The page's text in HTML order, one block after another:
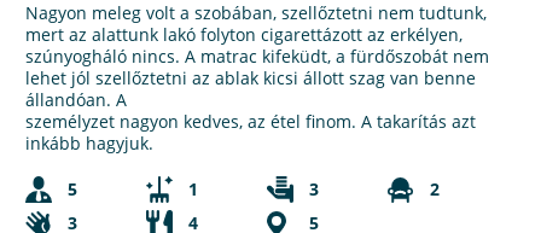
Nagyon meleg volt a szobában, szellőztetni nem tudtunk,
mert az alattunk lakó folyton cigarettázott az erkélyen,
szúnyogháló nincs. A matrac kifeküdt, a fürdőszobát nem
lehet jól szellőztetni az ablak kicsi állott szag van benne
állandóan. A
személyzet nagyon kedves, az étel finom. A takarítás azt
inkább hagyjuk.
5
1 3
2
3
4 5